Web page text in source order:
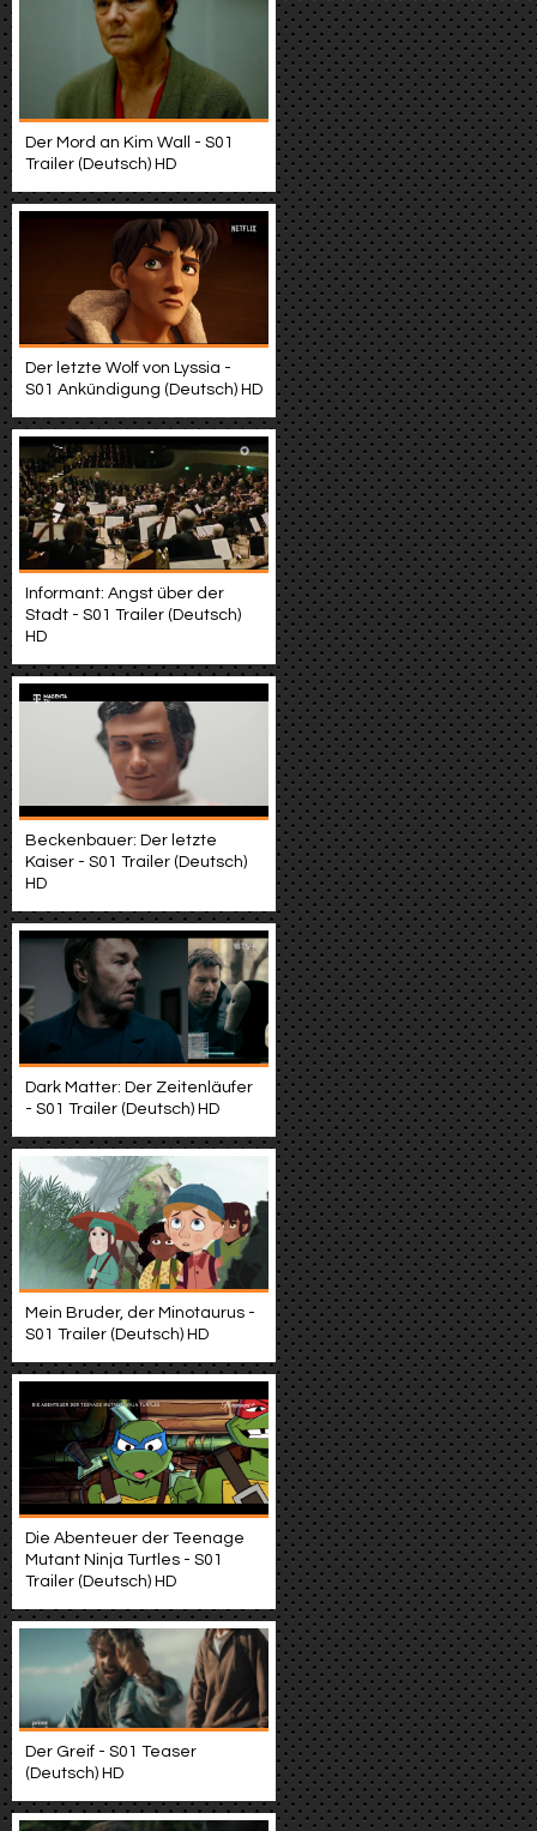
Der Mord an Kim Wall - S01
Trailer (Deutsch) HD
Der letzte Wolf von Lyssia -
S01 Ankündigung (Deutsch) HD
Informant: Angst über der
Stadt - S01 Trailer (Deutsch)
HD
Beckenbauer: Der letzte
Kaiser - S01 Trailer (Deutsch)
HD
Dark Matter: Der Zeitenläufer
- S01 Trailer (Deutsch) HD
Mein Bruder, der Minotaurus -
S01 Trailer (Deutsch) HD
Die Abenteuer der Teenage
Mutant Ninja Turtles - S01
Trailer (Deutsch) HD
Der Greif - S01 Teaser
(Deutsch) HD